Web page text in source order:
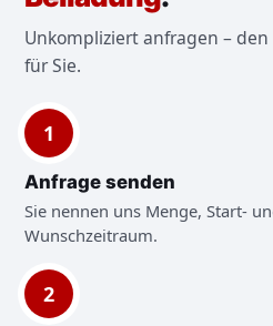
Unkompliziert anfragen –
für Sie.
1
Anfrage senden
Sie nennen uns Menge, Start-
Wunschzeitraum.
2